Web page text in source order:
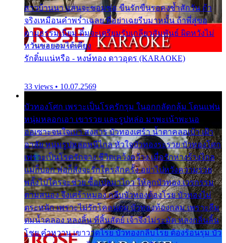
สาวบ้านนา แสนจะซอมซ่อ ขืนรักขืนรอคงช้ำสักวัน ถ้า
จริงเหมือนคำพร่ำเฉลย พี่อย่าเฉยรีบมาหมั้น ถ้าพี่สู่ขอ
ตามธรรมเนียม ติ๋มจะเตรียมรับเกลียวสัมพันธ์ ผิดหวังไม่
หวั่นขอยอมได้เคียง
รักติ๋มแน่หรือ - หงษ์ทอง ดาวอุดร (KARAOKE)
33 views • 10.07.2569
บัวทองโศก เพราะเป็นโรครักรุม ในอกกลัดกลุ้ม โดนแฟน
หนุ่มหลอกเอา เขารวย และรูปหล่อ มาพะเน้าพะนอ
ออเซาะจนใจเบา สงสาร บัวทองเศร้า น้ำตาคลอเบ้า เฝ้า
อาลัย หนุ่มรูปหล่อหนีไกล หัวใจบัวทองระรวย บัวทองโศก
เพราะเป็นโรครักจาง ชีวิตเคว้งคว้าง เมื่อรักห่างร้างไกล
แม่ก็บอก พ่อก็สั่งจะรักใครสักครั้ง อย่าไปหวังความรวย
พลั้งไปใครจะช่วย ซื้อเปลมาไกว ให้ลูกบัวทอง เวรกรรม
ตามสนอง จึงเศร้าหมอง กลีบบัวทองต้องโรย บัวทองไม่
ตระหนัก เพราะไม่รักโคลนตม บัวทองท้องกลม เพราะลืม
ตมน้ำคลอง หลงลิ้น ที่สิ้นสัตย์ เจ้าจึงไม่ระมัด หลงกลิ่นลิ้น
โชย คำหวาน เขาวาดโรย บัวทองกลีบโรย ต้องร้อนรุม บัว